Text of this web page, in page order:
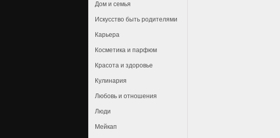
Дом и семья
Искусство быть родителями
Карьера
Косметика и парфюм
Красота и здоровье
Кулинария
Любовь и отношения
Люди
Мейкап